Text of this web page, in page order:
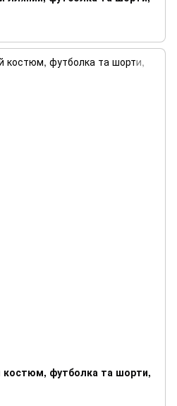
костюм, футболка та шорти,